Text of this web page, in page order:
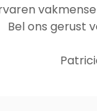
Bel ons gerust